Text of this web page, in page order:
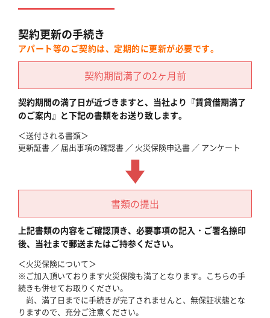
契約更新の手続き
アパート等のご契約は、定期的に更新が必要です。
契約期間満了の2ヶ月前
契約期間の満了日が近づきますと、当社より『賃貸借期満了
のご案内』と下記の書類をお送り致します。
＜送付される書類＞
更新証書 ／ 届出事項の確認書 ／ 火災保険申込書 ／ アンケート
書類の提出
上記書類の内容をご確認頂き、必要事項の記入・ご署名捺印
後、当社まで郵送またはご持参ください。
＜火災保険について＞
※ご加入頂いております火災保険も満了となります。こちらの手
続きも併せてお取りください。
尚、満了日までに手続きが完了されませんと、無保証状態とな
りますので、充分ご注意ください。